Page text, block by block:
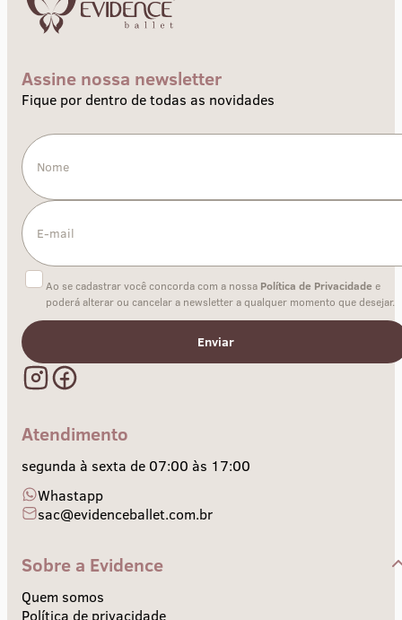
Assine nossa newsletter
Fique por dentro de todas as novidades
Ao se cadastrar você concorda com a nossa Política de Privacidade e
poderá alterar ou cancelar a newsletter a qualquer momento que desejar.
Enviar
Atendimento
segunda à sexta de 07:00 às 17:00
Whastapp
sac@evidenceballet.com.br
Sobre a Evidence
Quem somos
Política de privacidade